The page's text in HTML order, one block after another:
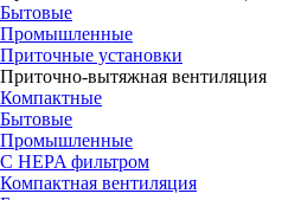
Бытовые
Промышленные
Приточные установки
Приточно-вытяжная вентиляция
Компактные
Бытовые
Промышленные
С HEPA фильтром
Компактная вентиляция